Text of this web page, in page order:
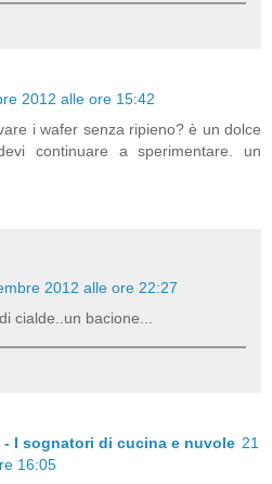
2012 alle ore 15:42
i wafer senza ripieno? è un dolce
continuare a sperimentare. un
2012 alle ore 22:27
cialde..un bacione...
- I sognatori di cucina e nuvole 21
16:05